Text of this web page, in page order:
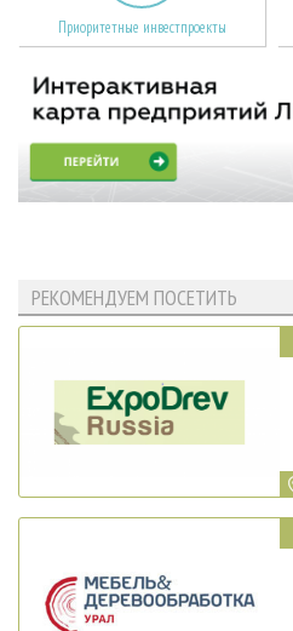
Приоритетные инвестпроекты
РЕКОМЕНДУЕМ ПОСЕТИТЬ